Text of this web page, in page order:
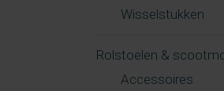
Wisselstukken
Rolstoelen &
Accessoires